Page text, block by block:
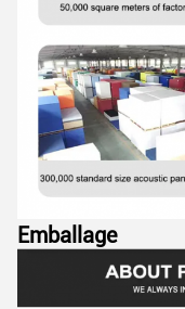
Emballage